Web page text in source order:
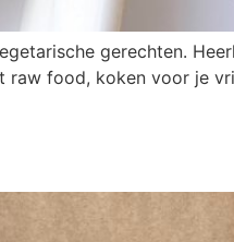
gerechten.
food, koken voor je